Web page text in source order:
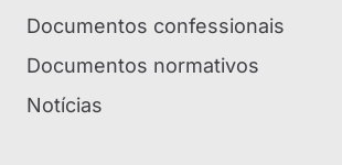
Documentos confessionais
Documentos normativos
Notícias